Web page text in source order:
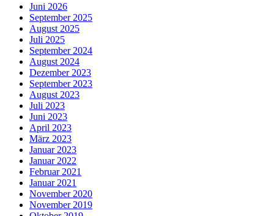
Juni 2026
September 2025
August 2025
Juli 2025
September 2024
August 2024
Dezember 2023
September 2023
August 2023
Juli 2023
Juni 2023
April 2023
März 2023
Januar 2023
Januar 2022
Februar 2021
Januar 2021
November 2020
November 2019